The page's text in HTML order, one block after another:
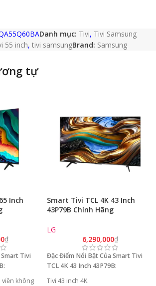
Danh mục: Tivi, Tivi Samsung
55 inch, tivi samsungBrand: Samsung
tự
Inch
2024)
₫
Tivi
viền không
Smart Tivi TCL 4K 43 Inch
43P79B Chính Hãng
10+/GoogleTV/Model 2024)
LG
6,290,000₫
Đặc Điểm Nổi Bật Của Smart Tivi
TCL 4K 43 Inch 43P79B:
Tivi 43 inch 4K.